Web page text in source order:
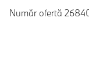
Număr ofertă